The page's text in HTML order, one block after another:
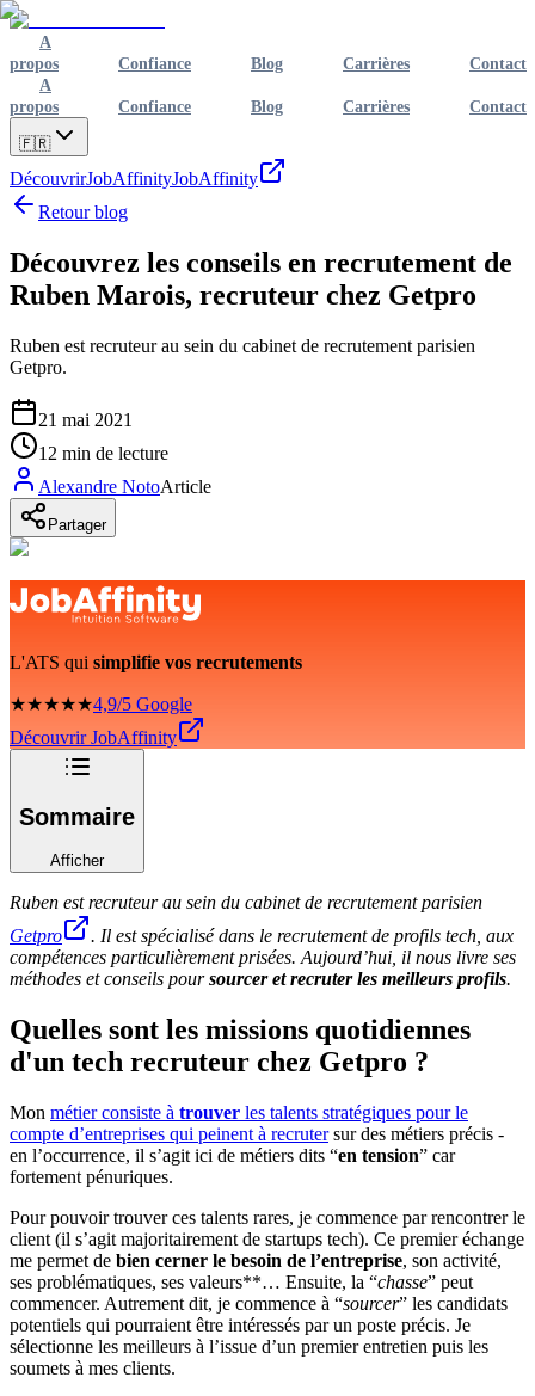
A
propos
Confiance Blog Carrières
Contact
A
propos
Confiance Blog Carrières Contact
🇫🇷
DécouvrirJobAffinityJobAffinity
Retour blog
Découvrez les conseils en recrutement de
Ruben Marois, recruteur chez Getpro
Ruben est recruteur au sein du cabinet de recrutement parisien
Getpro.
21 mai 2021
12 min de lecture
Alexandre NotoArticle
Partager
L'ATS qui simplifie vos recrutements
★★★★★4,9/5 Google
Découvrir JobAffinity
Sommaire
Afficher
Ruben est recruteur au sein du cabinet de recrutement parisien
Getpro
. Il est spécialisé dans le recrutement de profils tech, aux
compétences particulièrement prisées. Aujourd’hui, il nous livre ses
méthodes et conseils poursourcer et recruter les meilleurs profils.
Quelles sont les missions quotidiennes
d'un tech recruteur chez Getpro ?
Mon métier consiste à trouver les talents stratégiques pour le
compte d’entreprises qui peinent à recrutersur des métiers précis -
en l’occurrence, il s’agit ici de métiers dits “en tension” car
fortement pénuriques.
Pour pouvoir trouver ces talents rares, je commence par rencontrer le
client (il s’agit majoritairement de startups tech). Ce premier échange
me permet de bien cerner le besoin de l’entreprise, son activité,
ses problématiques, ses valeurs**… Ensuite, la “chasse” peut
commencer. Autrement dit, je commence à “sourcer” les candidats
potentiels qui pourraient être intéressés par un poste précis. Je
sélectionne les meilleurs à l’issue d’un premier entretien puis les
soumets à mes clients.